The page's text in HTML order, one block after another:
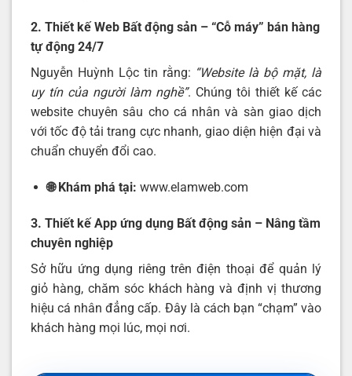
2. Thiết kế Web Bất động sản – “Cỗ máy” bán hàng
tự động 24/7
Nguyễn Huỳnh Lộc tin rằng: “Website là bộ mặt, là
uy tín của người làm nghề”. Chúng tôi thiết kế các
website chuyên sâu cho cá nhân và sàn giao dịch
với tốc độ tải trang cực nhanh, giao diện hiện đại và
chuẩn chuyển đổi cao.
🌐 Khám phá tại: www.elamweb.com
3. Thiết kế App ứng dụng Bất động sản – Nâng tầm
chuyên nghiệp
Sở hữu ứng dụng riêng trên điện thoại để quản lý
giỏ hàng, chăm sóc khách hàng và định vị thương
hiệu cá nhân đẳng cấp. Đây là cách bạn “chạm” vào
khách hàng mọi lúc, mọi nơi.